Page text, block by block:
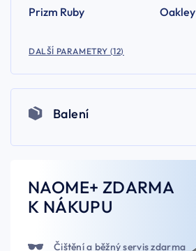
Prizm Ruby Oakley
DALŠÍ PARAMETRY (12)
Balení
NAOME+ ZDARMA
K NÁKUPU
Čištění a běžný servis zdarma